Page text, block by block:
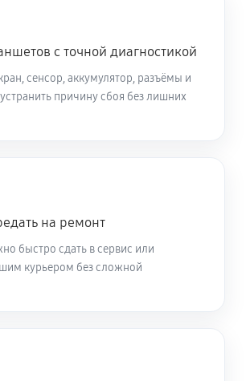
с точной диагностикой
сенсор, аккумулятор, разъёмы и
причину сбоя без лишних
на ремонт
быстро сдать в сервис или
курьером без сложной